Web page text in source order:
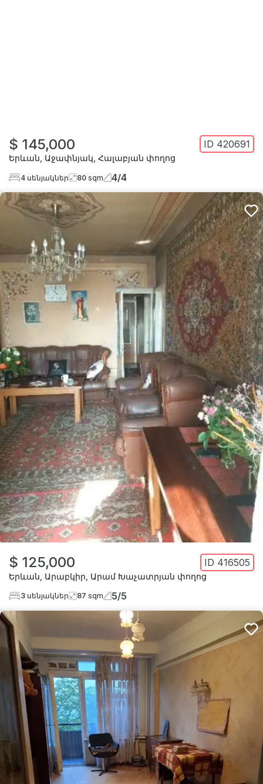
$ 145,000 ID 420691
Երևան Աջափնյակ Հալաբյան փողոց
4 սենյակներ 80 sqm 4/4
$ 125,000 ID 416505
Երևան Արաբկիր Արամ Խաչատրյան փողոց
3 սենյակներ 87 sqm 5/5